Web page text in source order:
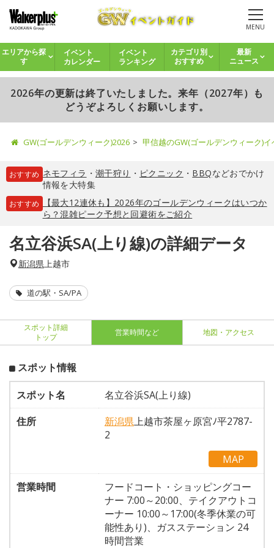
MENU
エリアから探
す
イベント
カレンダー
イベント
ランキング
カテゴリ別
おすすめ
最新
ニュース
2026年の更新は終了いたしました。来年（2027年）も
どうぞよろしくお願いします。
GW(ゴールデンウィーク)2026 甲信越のGW(ゴールデンウィーク)
おすすめ ネモフィラ ・ 潮干狩り ・ ピクニック ・ BBQなどおでかけ
情報を大特集
おすすめ
【最大12連休も】2026年のゴールデンウィークはいつか
ら？混雑ピーク予想と回避術をご紹介
名立谷浜SA(上り線)の詳細データ
新潟県上越市
道の駅・SA/PA
スポット詳細
トップ
営業時間など 地図・アクセス
スポット情報
スポット名
名立谷浜SA(上り線)
住所
新潟県上越市茶屋ヶ原宮ﾉ平2787-
2
MAP
営業時間
フードコート・ショッピングコー
ナー 7:00～20:00、テイクアウトコ
ーナー 10:00～17:00(冬季休業の可
能性あり)、ガスステーション 24
時間営業